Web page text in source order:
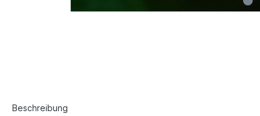
Beschreibung